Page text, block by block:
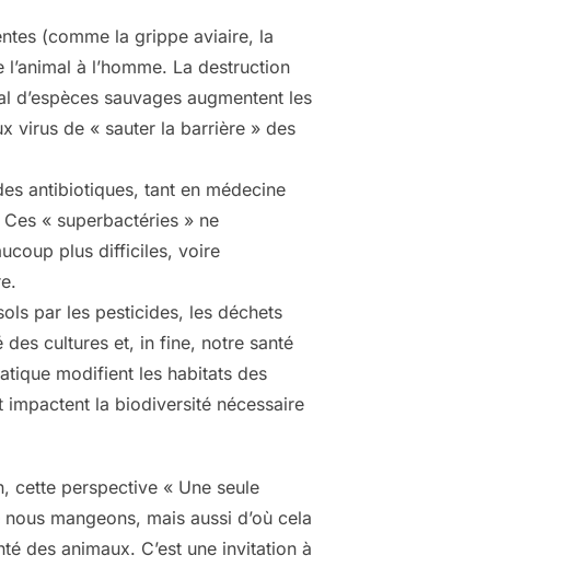
(comme la grippe aviaire, la
à l’homme. La destruction
sauvages augmentent les
virus de « sauter la barrière » des
antibiotiques, tant en médecine
« superbactéries » ne
plus difficiles, voire
par les pesticides, les déchets
cultures et, in fine, notre santé
modifient les habitats des
la biodiversité nécessaire
cette perspective « Une seule
mangeons, mais aussi d’où cela
des animaux. C’est une invitation à